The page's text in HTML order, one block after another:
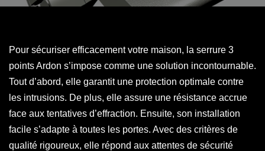
Pour sécuriser efficacement votre maison, la serrure 3
points Ardon s’impose comme une solution incontournable.
Tout d’abord, elle garantit une protection optimale contre
les intrusions. De plus, elle assure une résistance accrue
face aux tentatives d’effraction. Ensuite, son installation
facile s’adapte à toutes les portes. Avec des critères de
qualité rigoureux, elle répond aux attentes de sécurité